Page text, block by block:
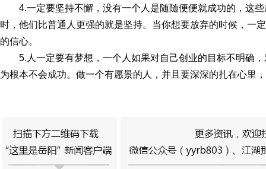
4.一定要坚持不懈，没有一个人是随随便便就成功的，这
时，他们比普通人更强的就是坚持。当你想要放弃的时候，一
的信心。
5.人一定要有梦想，一个人如果对自己创业的目标不明确
为根本不会成功。做一个有愿景的人，并且要深深的扎在心里